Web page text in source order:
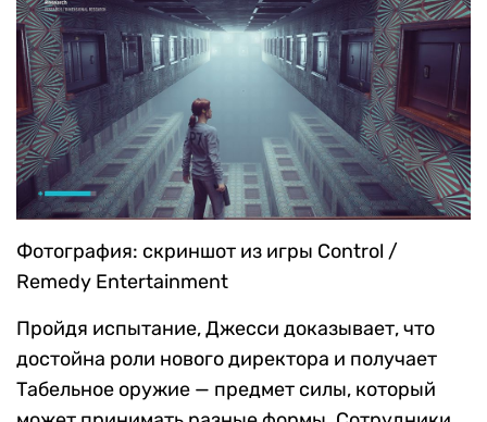
Фотография: скриншот из игры Control /
Remedy Entertainment
Пройдя испытание, Джесси доказывает, что
достойна роли нового директора и получает
Табельное оружие — предмет силы, который